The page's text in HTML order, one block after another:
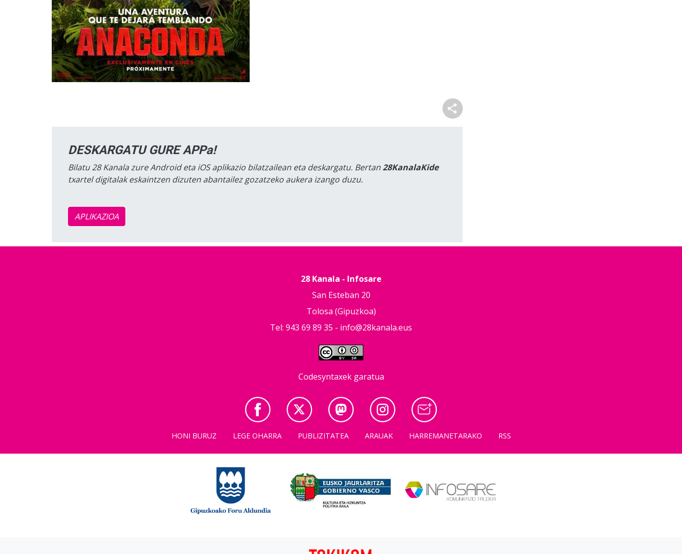
DESKARGATU GURE APPa!
Bilatu 28 Kanala zure Android eta iOS aplikazio bilatzailean eta deskargatu. Bertan28KanalaKide
txartel digitalak eskaintzen dizuten abantailez gozatzeko aukera izango duzu.
APLIKAZIOA
28 Kanala - Infosare
San Esteban 20
Tolosa (Gipuzkoa)
Tel: 943 69 89 35 - info@28kanala.eus
Codesyntaxek garatua
HONI BURUZ LEGE OHARRA PUBLIZITATEA ARAUAK HARREMANETARAKO RSS